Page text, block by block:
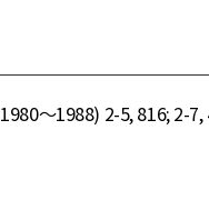
～1988) 2-5, 816; 2-